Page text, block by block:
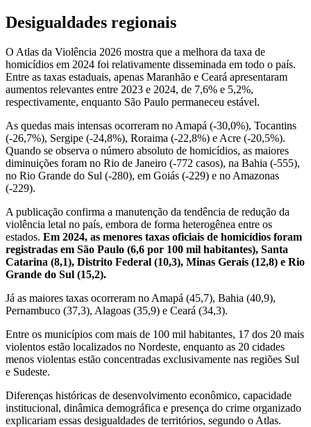
Desigualdades regionais
O Atlas da Violência 2026 mostra que a melhora da taxa de
homicídios em 2024 foi relativamente disseminada em todo o país.
Entre as taxas estaduais, apenas Maranhão e Ceará apresentaram
aumentos relevantes entre 2023 e 2024, de 7,6% e 5,2%,
respectivamente, enquanto São Paulo permaneceu estável.
As quedas mais intensas ocorreram no Amapá (-30,0%), Tocantins
(-26,7%), Sergipe (-24,8%), Roraima (-22,8%) e Acre (-20,5%).
Quando se observa o número absoluto de homicídios, as maiores
diminuições foram no Rio de Janeiro (-772 casos), na Bahia (-555),
no Rio Grande do Sul (-280), em Goiás (-229) e no Amazonas
(-229).
A publicação confirma a manutenção da tendência de redução da
violência letal no país, embora de forma heterogênea entre os
estados. Em 2024, as menores taxas oficiais de homicídios foram
registradas em São Paulo (6,6 por 100 mil habitantes), Santa
Catarina (8,1), Distrito Federal (10,3), Minas Gerais (12,8) e Rio
Grande do Sul (15,2).
Já as maiores taxas ocorreram no Amapá (45,7), Bahia (40,9),
Pernambuco (37,3), Alagoas (35,9) e Ceará (34,3).
Entre os municípios com mais de 100 mil habitantes, 17 dos 20 mais
violentos estão localizados no Nordeste, enquanto as 20 cidades
menos violentas estão concentradas exclusivamente nas regiões Sul
e Sudeste.
Diferenças históricas de desenvolvimento econômico, capacidade
institucional, dinâmica demográfica e presença do crime organizado
explicariam essas desigualdades de territórios, segundo o Atlas.